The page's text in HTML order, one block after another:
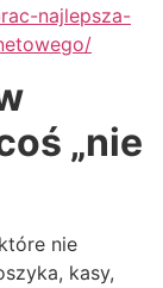
najlepsza-
„nie
nie
kasy,